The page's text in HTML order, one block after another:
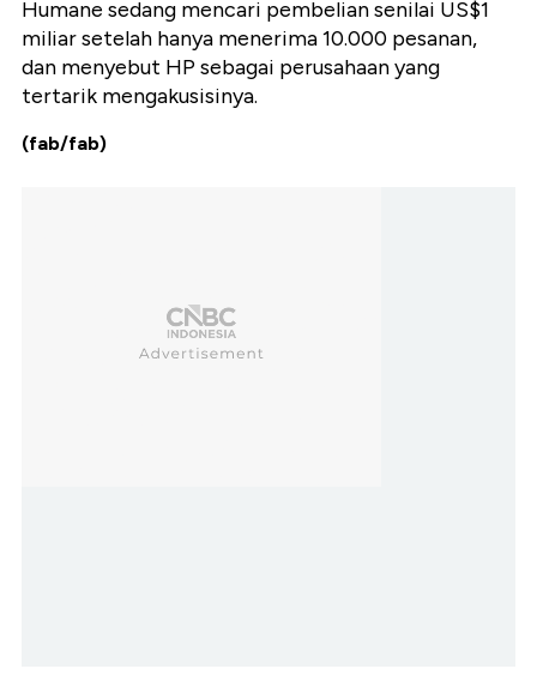
Humane sedang mencari pembelian senilai US$1
miliar setelah hanya menerima 10.000 pesanan,
dan menyebut HP sebagai perusahaan yang
tertarik mengakusisinya.
(fab/fab)